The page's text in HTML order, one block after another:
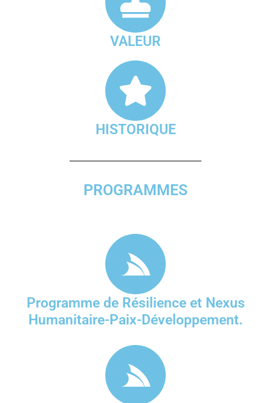
VALEUR
HISTORIQUE
PROGRAMMES
Programme de Résilience et Nexus
Humanitaire-Paix-Développement.